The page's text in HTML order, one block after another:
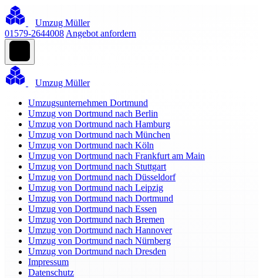
Umzug Müller
01579-2644008 Angebot anfordern
Umzug Müller
Umzugsunternehmen Dortmund
Umzug von Dortmund nach Berlin
Umzug von Dortmund nach Hamburg
Umzug von Dortmund nach München
Umzug von Dortmund nach Köln
Umzug von Dortmund nach Frankfurt am Main
Umzug von Dortmund nach Stuttgart
Umzug von Dortmund nach Düsseldorf
Umzug von Dortmund nach Leipzig
Umzug von Dortmund nach Dortmund
Umzug von Dortmund nach Essen
Umzug von Dortmund nach Bremen
Umzug von Dortmund nach Hannover
Umzug von Dortmund nach Nürnberg
Umzug von Dortmund nach Dresden
Impressum
Datenschutz